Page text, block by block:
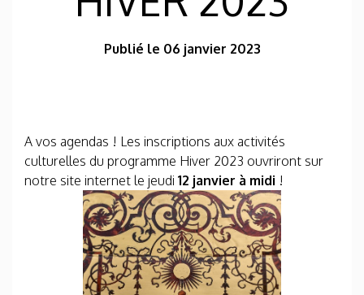
Publié le 06 janvier 2023
A vos agendas ! Les inscriptions aux activités
culturelles du programme Hiver 2023 ouvriront sur
notre site internet le jeudi 12 janvier à midi !